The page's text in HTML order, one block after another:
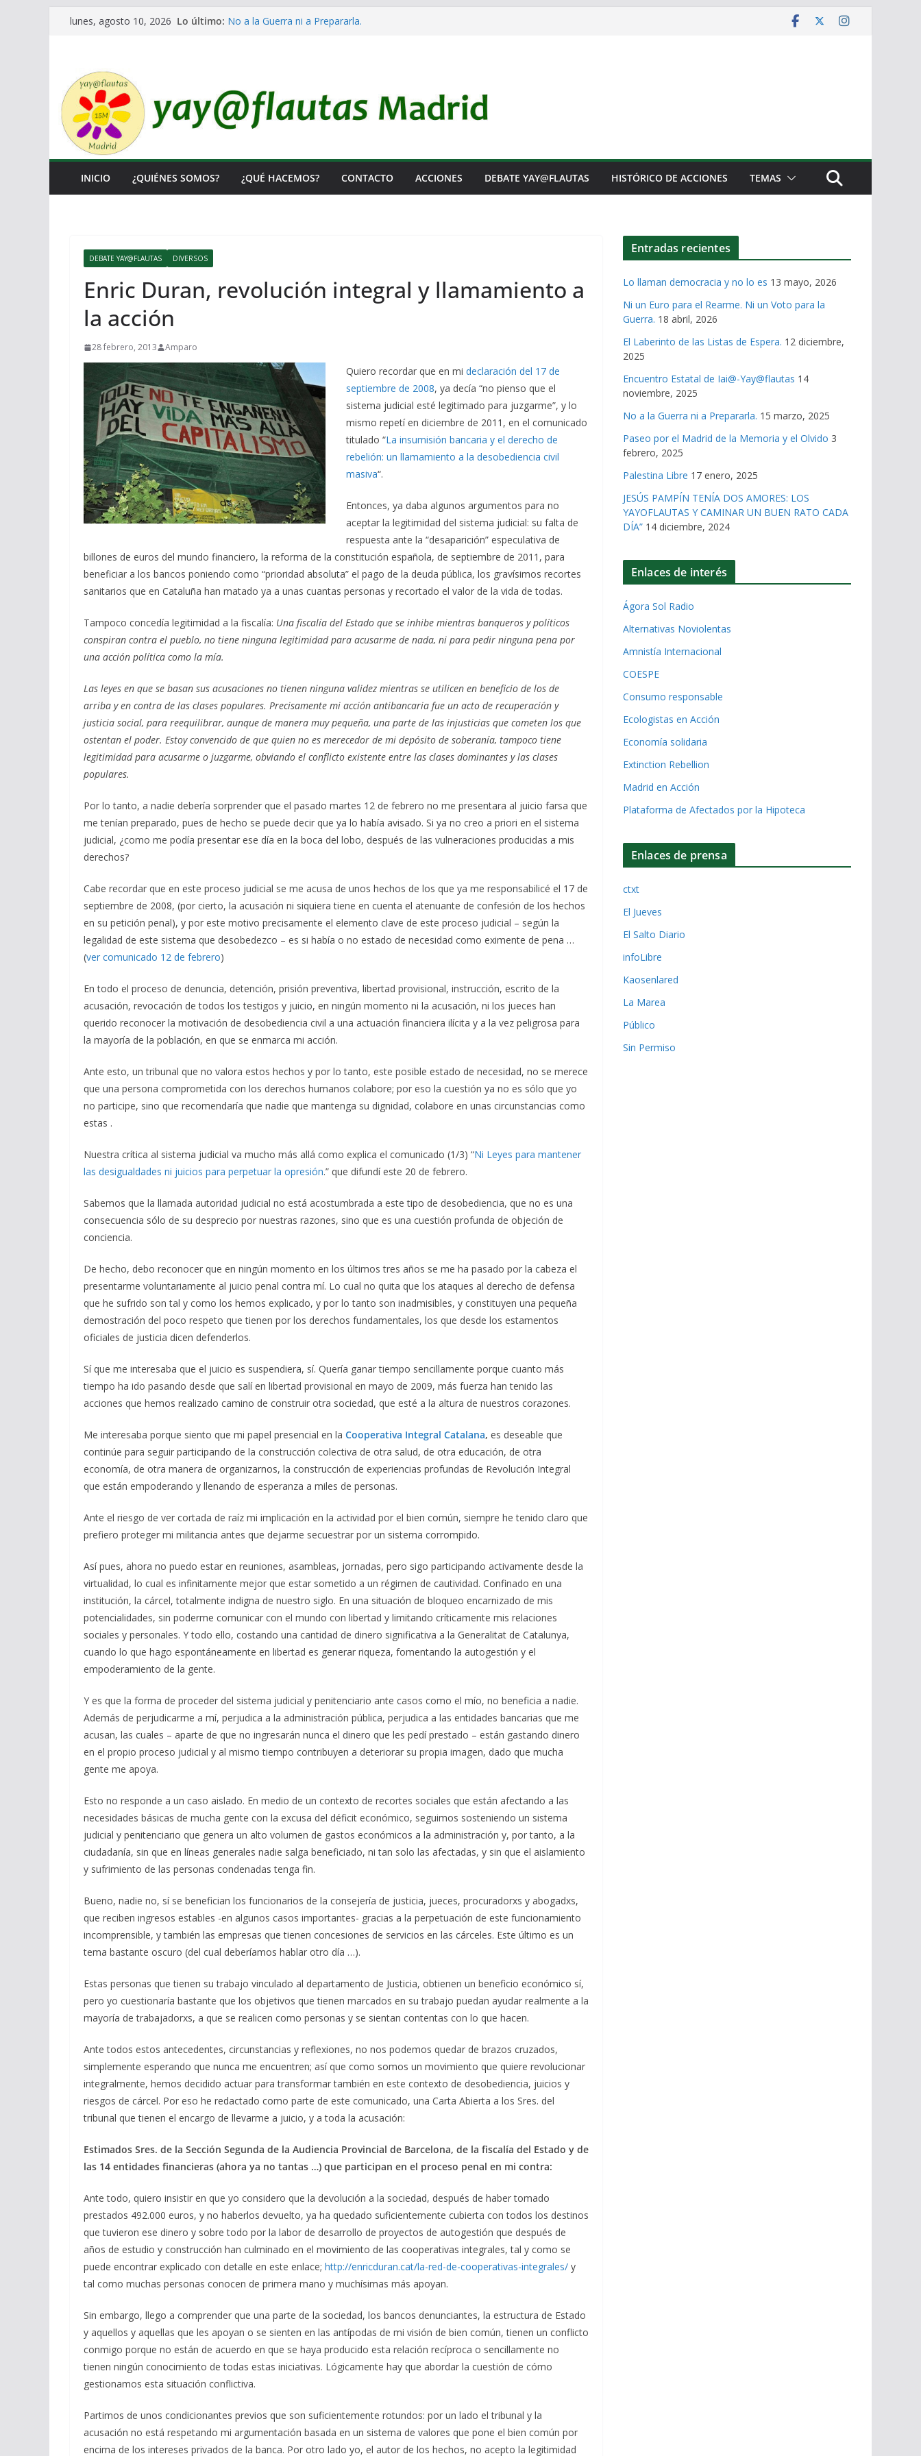
Saltarlunes, agosto 10, 2026 Lo último: No a la Guerra ni a Prepararla.
INICIO ¿QUIÉNES SOMOS? ¿QUÉ HACEMOS? CONTACTO ACCIONES DEBATE YAY@FLAUTAS HISTÓRICO DE ACCIONES TEMAS
DEBATE YAY@FLAUTAS DIVERSOS
Enric Duran, revolución integral y llamamiento a
la acción
28 febrero, 2013 Amparo
Quiero recordar que en mi declaración del 17 de
septiembre de 2008, ya decía “no pienso que el
sistema judicial esté legitimado para juzgarme”, y lo
mismo repetí en diciembre de 2011, en el comunicado
titulado “La insumisión bancaria y el derecho de
rebelión: un llamamiento a la desobediencia civil
masiva“.
Entonces, ya daba algunos argumentos para no
aceptar la legitimidad del sistema judicial: su falta de
respuesta ante la “desaparición” especulativa de
billones de euros del mundo financiero, la reforma de la constitución española, de septiembre de 2011, para
beneficiar a los bancos poniendo como “prioridad absoluta” el pago de la deuda pública, los gravísimos recortes
sanitarios que en Cataluña han matado ya a unas cuantas personas y recortado el valor de la vida de todas.
Tampoco concedía legitimidad a la fiscalía: Una fiscalía del Estado que se inhibe mientras banqueros y políticos
conspiran contra el pueblo, no tiene ninguna legitimidad para acusarme de nada, ni para pedir ninguna pena por
una acción política como la mía.
Las leyes en que se basan sus acusaciones no tienen ninguna validez mientras se utilicen en beneficio de los de
arriba y en contra de las clases populares. Precisamente mi acción antibancaria fue un acto de recuperación y
justicia social, para reequilibrar, aunque de manera muy pequeña, una parte de las injusticias que cometen los que
ostentan el poder. Estoy convencido de que quien no es merecedor de mi depósito de soberanía, tampoco tiene
legitimidad para acusarme o juzgarme, obviando el conflicto existente entre las clases dominantes y las clases
populares.
Por lo tanto, a nadie debería sorprender que el pasado martes 12 de febrero no me presentara al juicio farsa que
me tenían preparado, pues de hecho se puede decir que ya lo había avisado. Si ya no creo a priori en el sistema
judicial, ¿como me podía presentar ese día en la boca del lobo, después de las vulneraciones producidas a mis
derechos?
Cabe recordar que en este proceso judicial se me acusa de unos hechos de los que ya me responsabilicé el 17 de
septiembre de 2008, (por cierto, la acusación ni siquiera tiene en cuenta el atenuante de confesión de los hechos
en su petición penal), y por este motivo precisamente el elemento clave de este proceso judicial – según la
legalidad de este sistema que desobedezco – es si había o no estado de necesidad como eximente de pena …
(ver comunicado 12 de febrero)
En todo el proceso de denuncia, detención, prisión preventiva, libertad provisional, instrucción, escrito de la
acusación, revocación de todos los testigos y juicio, en ningún momento ni la acusación, ni los jueces han
querido reconocer la motivación de desobediencia civil a una actuación financiera ilícita y a la vez peligrosa para
la mayoría de la población, en que se enmarca mi acción.
Ante esto, un tribunal que no valora estos hechos y por lo tanto, este posible estado de necesidad, no se merece
que una persona comprometida con los derechos humanos colabore; por eso la cuestión ya no es sólo que yo
no participe, sino que recomendaría que nadie que mantenga su dignidad, colabore en unas circunstancias como
estas .
Nuestra crítica al sistema judicial va mucho más allá como explica el comunicado (1/3) “Ni Leyes para mantener
las desigualdades ni juicios para perpetuar la opresión.” que difundí este 20 de febrero.
Sabemos que la llamada autoridad judicial no está acostumbrada a este tipo de desobediencia, que no es una
consecuencia sólo de su desprecio por nuestras razones, sino que es una cuestión profunda de objeción de
conciencia.
De hecho, debo reconocer que en ningún momento en los últimos tres años se me ha pasado por la cabeza el
presentarme voluntariamente al juicio penal contra mí. Lo cual no quita que los ataques al derecho de defensa
que he sufrido son tal y como los hemos explicado, y por lo tanto son inadmisibles, y constituyen una pequeña
demostración del poco respeto que tienen por los derechos fundamentales, los que desde los estamentos
oficiales de justicia dicen defenderlos.
Sí que me interesaba que el juicio es suspendiera, sí. Quería ganar tiempo sencillamente porque cuanto más
tiempo ha ido pasando desde que salí en libertad provisional en mayo de 2009, más fuerza han tenido las
acciones que hemos realizado camino de construir otra sociedad, que esté a la altura de nuestros corazones.
Me interesaba porque siento que mi papel presencial en la Cooperativa Integral Catalana, es deseable que
continúe para seguir participando de la construcción colectiva de otra salud, de otra educación, de otra
economía, de otra manera de organizarnos, la construcción de experiencias profundas de Revolución Integral
que están empoderando y llenando de esperanza a miles de personas.
Ante el riesgo de ver cortada de raíz mi implicación en la actividad por el bien común, siempre he tenido claro que
prefiero proteger mi militancia antes que dejarme secuestrar por un sistema corrompido.
Así pues, ahora no puedo estar en reuniones, asambleas, jornadas, pero sigo participando activamente desde la
virtualidad, lo cual es infinitamente mejor que estar sometido a un régimen de cautividad. Confinado en una
institución, la cárcel, totalmente indigna de nuestro siglo. En una situación de bloqueo encarnizado de mis
potencialidades, sin poderme comunicar con el mundo con libertad y limitando críticamente mis relaciones
sociales y personales. Y todo ello, costando una cantidad de dinero significativa a la Generalitat de Catalunya,
cuando lo que hago espontáneamente en libertad es generar riqueza, fomentando la autogestión y el
empoderamiento de la gente.
Y es que la forma de proceder del sistema judicial y penitenciario ante casos como el mío, no beneficia a nadie.
Además de perjudicarme a mí, perjudica a la administración pública, perjudica a las entidades bancarias que me
acusan, las cuales – aparte de que no ingresarán nunca el dinero que les pedí prestado – están gastando dinero
en el propio proceso judicial y al mismo tiempo contribuyen a deteriorar su propia imagen, dado que mucha
gente me apoya.
Esto no responde a un caso aislado. En medio de un contexto de recortes sociales que están afectando a las
necesidades básicas de mucha gente con la excusa del déficit económico, seguimos sosteniendo un sistema
judicial y penitenciario que genera un alto volumen de gastos económicos a la administración y, por tanto, a la
ciudadanía, sin que en líneas generales nadie salga beneficiado, ni tan solo las afectadas, y sin que el aislamiento
y sufrimiento de las personas condenadas tenga fin.
Bueno, nadie no, sí se benefician los funcionarios de la consejería de justicia, jueces, procuradorxs y abogadxs,
que reciben ingresos estables -en algunos casos importantes- gracias a la perpetuación de este funcionamiento
incomprensible, y también las empresas que tienen concesiones de servicios en las cárceles. Este último es un
tema bastante oscuro (del cual deberíamos hablar otro día …).
Estas personas que tienen su trabajo vinculado al departamento de Justicia, obtienen un beneficio económico sí,
pero yo cuestionaría bastante que los objetivos que tienen marcados en su trabajo puedan ayudar realmente a la
mayoría de trabajadorxs, a que se realicen como personas y se sientan contentas con lo que hacen.
Ante todos estos antecedentes, circunstancias y reflexiones, no nos podemos quedar de brazos cruzados,
simplemente esperando que nunca me encuentren; así que como somos un movimiento que quiere revolucionar
integralmente, hemos decidido actuar para transformar también en este contexto de desobediencia, juicios y
riesgos de cárcel. Por eso he redactado como parte de este comunicado, una Carta Abierta a los Sres. del
tribunal que tienen el encargo de llevarme a juicio, y a toda la acusación:
Estimados Sres. de la Sección Segunda de la Audiencia Provincial de Barcelona, de la fiscalía del Estado y de
las 14 entidades financieras (ahora ya no tantas …) que participan en el proceso penal en mi contra:
Ante todo, quiero insistir en que yo considero que la devolución a la sociedad, después de haber tomado
prestados 492.000 euros, y no haberlos devuelto, ya ha quedado suficientemente cubierta con todos los destinos
que tuvieron ese dinero y sobre todo por la labor de desarrollo de proyectos de autogestión que después de
años de estudio y construcción han culminado en el movimiento de las cooperativas integrales, tal y como se
puede encontrar explicado con detalle en este enlace; http://enricduran.cat/la-red-de-cooperativas-integrales/ y
tal como muchas personas conocen de primera mano y muchísimas más apoyan.
Sin embargo, llego a comprender que una parte de la sociedad, los bancos denunciantes, la estructura de Estado
y aquellos y aquellas que les apoyan o se sienten en las antípodas de mi visión de bien común, tienen un conflicto
conmigo porque no están de acuerdo en que se haya producido esta relación recíproca o sencillamente no
tienen ningún conocimiento de todas estas iniciativas. Lógicamente hay que abordar la cuestión de cómo
gestionamos esta situación conflictiva.
Partimos de unos condicionantes previos que son suficientemente rotundos: por un lado el tribunal y la
acusación no está respetando mi argumentación basada en un sistema de valores que pone el bien común por
encima de los intereses privados de la banca. Por otro lado yo, el autor de los hechos, no acepto la legitimidad
Entradas recientes
Lo llaman democracia y no lo es 13 mayo, 2026
Ni un Euro para el Rearme. Ni un Voto para la
Guerra. 18 abril, 2026
El Laberinto de las Listas de Espera. 12 diciembre,
2025
Encuentro Estatal de Iai@-Yay@flautas 14
noviembre, 2025
No a la Guerra ni a Prepararla. 15 marzo, 2025
Paseo por el Madrid de la Memoria y el Olvido 3
febrero, 2025
Palestina Libre 17 enero, 2025
JESÚS PAMPÍN TENÍA DOS AMORES: LOS
YAYOFLAUTAS Y CAMINAR UN BUEN RATO CADA
DÍA” 14 diciembre, 2024
Enlaces de interés
Ágora Sol Radio
Alternativas Noviolentas
Amnistía Internacional
COESPE
Consumo responsable
Ecologistas en Acción
Economía solidaria
Extinction Rebellion
Madrid en Acción
Plataforma de Afectados por la Hipoteca
Enlaces de prensa
ctxt
El Jueves
El Salto Diario
infoLibre
Kaosenlared
La Marea
Público
Sin Permiso